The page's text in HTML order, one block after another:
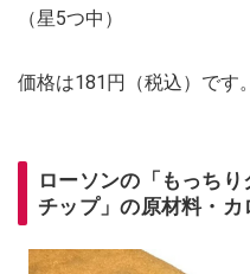
（星5つ中）
価格は181円（税込）です。
ローソンの「もっち
チップ」の原材料・カ